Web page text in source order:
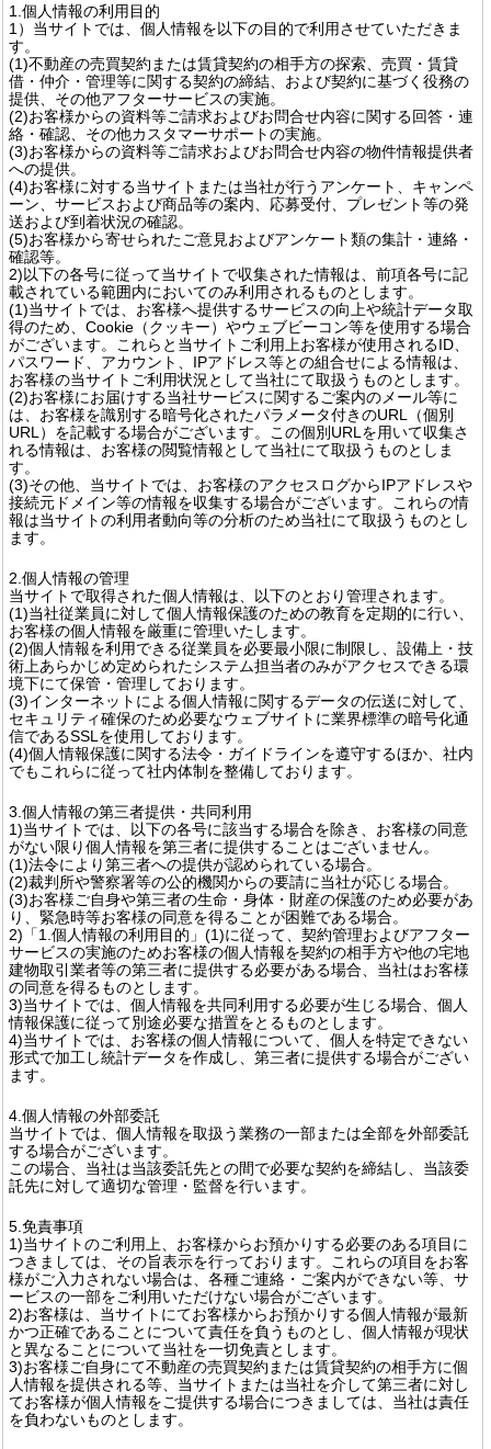
1.個人情報の利用目的
1）当サイトでは、個人情報を以下の目的で利用させていただきま
す。
(1)不動産の売買契約または賃貸契約の相手方の探索、売買・賃貸
借・仲介・管理等に関する契約の締結、および契約に基づく役務の
提供、その他アフターサービスの実施。
(2)お客様からの資料等ご請求およびお問合せ内容に関する回答・連
絡・確認、その他カスタマーサポートの実施。
(3)お客様からの資料等ご請求およびお問合せ内容の物件情報提供者
への提供。
(4)お客様に対する当サイトまたは当社が行うアンケート、キャンペ
ーン、サービスおよび商品等の案内、応募受付、プレゼント等の発
送および到着状況の確認。
(5)お客様から寄せられたご意見およびアンケート類の集計・連絡・
確認等。
2)以下の各号に従って当サイトで収集された情報は、前項各号に記
載されている範囲内においてのみ利用されるものとします。
(1)当サイトでは、お客様へ提供するサービスの向上や統計データ取
得のため、Cookie（クッキー）やウェブビーコン等を使用する場合
がございます。これらと当サイトご利用上お客様が使用されるID、
パスワード、アカウント、IPアドレス等との組合せによる情報は、
お客様の当サイトご利用状況として当社にて取扱うものとします。
(2)お客様にお届けする当社サービスに関するご案内のメール等に
は、お客様を識別する暗号化されたパラメータ付きのURL（個別
URL）を記載する場合がございます。この個別URLを用いて収集さ
れる情報は、お客様の閲覧情報として当社にて取扱うものとしま
す。
(3)その他、当サイトでは、お客様のアクセスログからIPアドレスや
接続元ドメイン等の情報を収集する場合がございます。これらの情
報は当サイトの利用者動向等の分析のため当社にて取扱うものとし
ます。
2.個人情報の管理
当サイトで取得された個人情報は、以下のとおり管理されます。
(1)当社従業員に対して個人情報保護のための教育を定期的に行い、
お客様の個人情報を厳重に管理いたします。
(2)個人情報を利用できる従業員を必要最小限に制限し、設備上・技
術上あらかじめ定められたシステム担当者のみがアクセスできる環
境下にて保管・管理しております。
(3)インターネットによる個人情報に関するデータの伝送に対して、
セキュリティ確保のため必要なウェブサイトに業界標準の暗号化通
信であるSSLを使用しております。
(4)個人情報保護に関する法令・ガイドラインを遵守するほか、社内
でもこれらに従って社内体制を整備しております。
3.個人情報の第三者提供・共同利用
1)当サイトでは、以下の各号に該当する場合を除き、お客様の同意
がない限り個人情報を第三者に提供することはございません。
(1)法令により第三者への提供が認められている場合。
(2)裁判所や警察署等の公的機関からの要請に当社が応じる場合。
(3)お客様ご自身や第三者の生命・身体・財産の保護のため必要があ
り、緊急時等お客様の同意を得ることが困難である場合。
2)「1.個人情報の利用目的」(1)に従って、契約管理およびアフター
サービスの実施のためお客様の個人情報を契約の相手方や他の宅地
建物取引業者等の第三者に提供する必要がある場合、当社はお客様
の同意を得るものとします。
3)当サイトでは、個人情報を共同利用する必要が生じる場合、個人
情報保護に従って別途必要な措置をとるものとします。
4)当サイトでは、お客様の個人情報について、個人を特定できない
形式で加工し統計データを作成し、第三者に提供する場合がござい
ます。
4.個人情報の外部委託
当サイトでは、個人情報を取扱う業務の一部または全部を外部委託
する場合がございます。
この場合、当社は当該委託先との間で必要な契約を締結し、当該委
託先に対して適切な管理・監督を行います。
5.免責事項
1)当サイトのご利用上、お客様からお預かりする必要のある項目に
つきましては、その旨表示を行っております。これらの項目をお客
様がご入力されない場合は、各種ご連絡・ご案内ができない等、サ
ービスの一部をご利用いただけない場合がございます。
2)お客様は、当サイトにてお客様からお預かりする個人情報が最新
かつ正確であることについて責任を負うものとし、個人情報が現状
と異なることについて当社を一切免責とします。
3)お客様ご自身にて不動産の売買契約または賃貸契約の相手方に個
人情報を提供される等、当サイトまたは当社を介して第三者に対し
てお客様が個人情報をご提供する場合につきましては、当社は責任
を負わないものとします。